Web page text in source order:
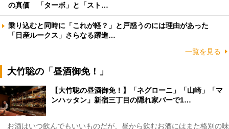
の真価 「ターボ」と「スト…
乗り込むと同時に「これが軽？」と戸惑うのには理由があった
「日産ルークス」さらなる躍進…
一覧を見る
大竹聡の「昼酒御免！」
【大竹聡の昼酒御免！】「ネグローニ」「山崎」「マ
ンハッタン」新宿三丁目の隠れ家バーで1…
お酒はいつ飲んでもいいものだが、昼から飲むお酒にはまた格別の味